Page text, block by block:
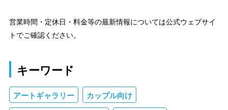
営業時間・定休日・料金等の最新情報については公式ウェブサイ
トでご確認ください。
キーワード
アートギャラリー カップル向け